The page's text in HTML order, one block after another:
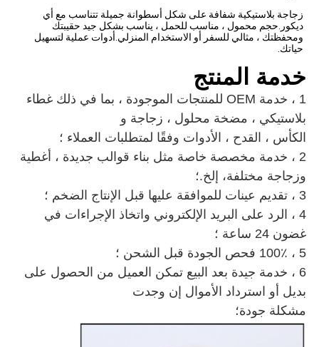
حياتك.
خدمة المنتج
1 ، خدمة OEM للمنتجات الموجودة ، بما في ذلك
غطاء
بلاستيكي ، مضخة محلول ، زجاجة و
الكأس ، القدح ، الأدوات وفقًا لمتطلبات العملاء ؛
2 ، خدمة مخصصة خاصة مثل بناء قوالب جديدة ،
أغطية
وزجاجة مختلفة، إلخ.؛
3 ، تقديم عينات للموافقة عليها قبل الإنتاج الضخم ؛
4 ، الرد على البريد الإلكتروني واتخاذ الإجراءات في
غضون 24 ساعة ؛
5 ، 100٪ فحص الجودة قبل الشحن ؛
6 ، خدمة جيدة بعد البيع تمكن العميل من الحصول على
بديل أو استرداد الأموال إن وجدت
مشكلة جودة؛